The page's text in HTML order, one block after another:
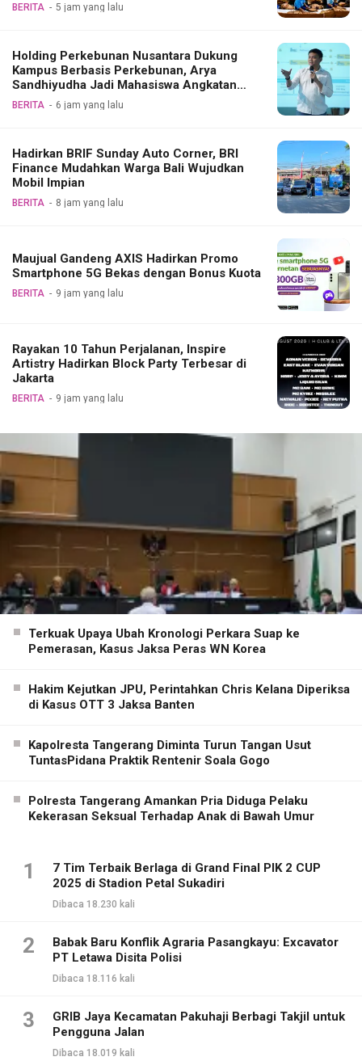
BERITA 5 jam yang lalu
Holding Perkebunan Nusantara Dukung
Kampus Berbasis Perkebunan, Arya
Sandhiyudha Jadi Mahasiswa Angkatan
Pertama Magister ITSI
BERITA 6 jam yang lalu
Hadirkan BRIF Sunday Auto Corner, BRI
Finance Mudahkan Warga Bali Wujudkan
Mobil Impian
BERITA 8 jam yang lalu
Maujual Gandeng AXIS Hadirkan Promo
Smartphone 5G Bekas dengan Bonus Kuota
BERITA 9 jam yang lalu
Rayakan 10 Tahun Perjalanan, Inspire
Artistry Hadirkan Block Party Terbesar di
Jakarta
BERITA 9 jam yang lalu
Terkuak Upaya Ubah Kronologi Perkara Suap ke
Pemerasan, Kasus Jaksa Peras WN Korea
Hakim Kejutkan JPU, Perintahkan Chris Kelana Diperiksa
di Kasus OTT 3 Jaksa Banten
Kapolresta Tangerang Diminta Turun Tangan Usut
TuntasPidana Praktik Rentenir Soala Gogo
Polresta Tangerang Amankan Pria Diduga Pelaku
Kekerasan Seksual Terhadap Anak di Bawah Umur
1
7 Tim Terbaik Berlaga di Grand Final PIK 2 CUP
2025 di Stadion Petal Sukadiri
Dibaca 18.230 kali
2
Babak Baru Konflik Agraria Pasangkayu: Excavator
PT Letawa Disita Polisi
Dibaca 18.116 kali
3
GRIB Jaya Kecamatan Pakuhaji Berbagi Takjil untuk
Pengguna Jalan
Dibaca 18.019 kali